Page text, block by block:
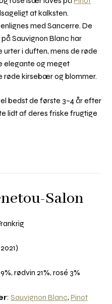
at kalksten.
med Sancerre. De
Sauvignon Blanc har
i duften, mens de røde
elegante og meget
røde kirsebær og blommer.
bedst de første 3–4 år efter
lidt af deres friske frugtige
Salon
rødvin 21%, rosé 3%
: Sauvignon Blanc, Pinot